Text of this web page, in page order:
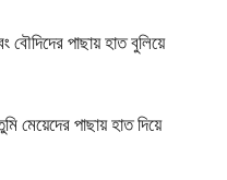
পাছায় হাত বুলিয়ে
মেয়েদের পাছায় হাত দিয়ে